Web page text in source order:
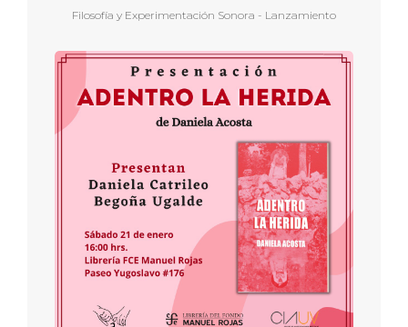
Filosofía y Experimentación Sonora - Lanzamiento